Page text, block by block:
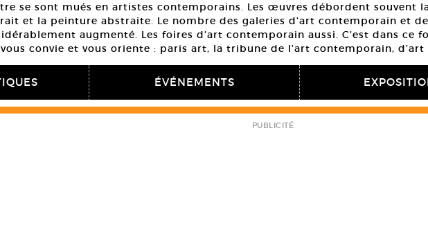
se sont mués en artistes contemporains. Les œuvres débordent souvent
et la peinture abstraite. Le nombre des galeries d’art contemporain et
augmenté. Les foires d’art contemporain aussi. C’est dans ce
vous convie et vous oriente : paris art, la tribune de l’art contemporain,
ÉVÉNEMENTS
PUBLICITÉ